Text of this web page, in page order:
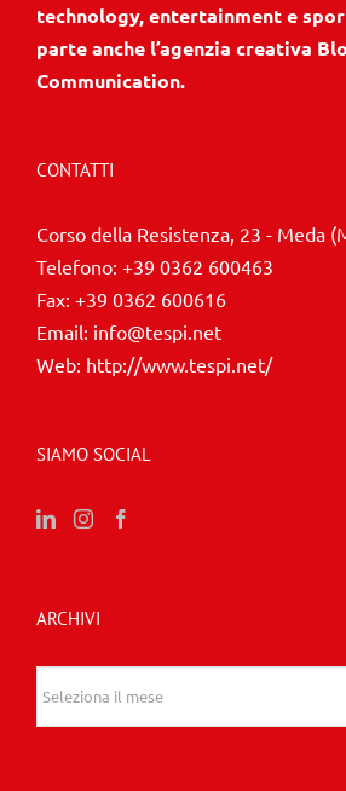
technology, entertainment e
parte anche l’agenzia creativa
Communication.
CONTATTI
Corso della Resistenza, 23 - Meda
Telefono: +39 0362 600463
Fax: +39 0362 600616
Email: info@tespi.net
Web: http://www.tespi.net/
SIAMO SOCIAL
ARCHIVI